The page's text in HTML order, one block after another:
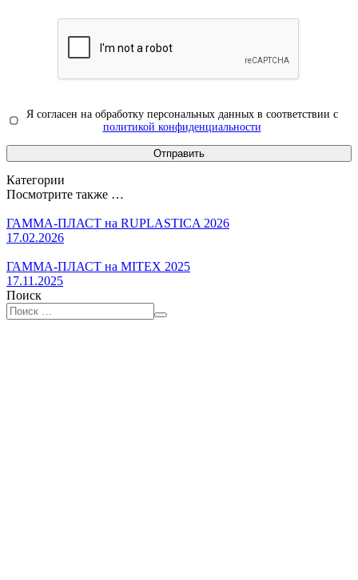
Я согласен на обработку персональных данных в соответствии с
политикой конфиденциальности
Категории
Посмотрите также …
ГАММА-ПЛАСТ на RUPLASTICA 2026
17.02.2026
ГАММА-ПЛАСТ на MITEX 2025
17.11.2025
Поиск